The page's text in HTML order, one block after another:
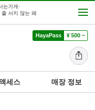
는가게·
줄 서지 않는 패
HayaPass ¥ 500 ~
액세스 매장 정보